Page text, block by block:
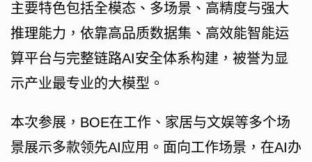
主要特色包括全模态、多场景、高精度与强大
推理能力，依靠高品质数据集、高效能智能运
算平台与完整链路AI安全体系构建，被誉为显
示产业最专业的大模型。
本次参展，BOE在工作、家居与文娱等多个场
景展示多款领先AI应用。面向工作场景，在AI办